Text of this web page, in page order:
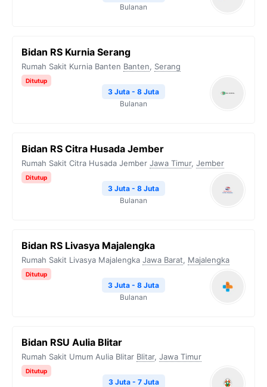
Bulanan
Bidan RS Kurnia Serang
Rumah Sakit Kurnia Banten Banten, Serang
Ditutup
3 Juta - 8 Juta
Bulanan
Bidan RS Citra Husada Jember
Rumah Sakit Citra Husada Jember Jawa Timur, Jember
Ditutup
3 Juta - 8 Juta
Bulanan
Bidan RS Livasya Majalengka
Rumah Sakit Livasya Majalengka Jawa Barat, Majalengka
Ditutup
3 Juta - 8 Juta
Bulanan
Bidan RSU Aulia Blitar
Rumah Sakit Umum Aulia Blitar Blitar, Jawa Timur
Ditutup
3 Juta - 7 Juta